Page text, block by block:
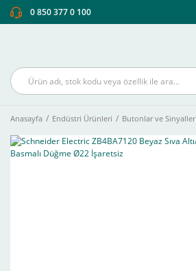
0 850 377 0 100
Anasayfa Endüstri Ürünleri Butonlar ve Sinyaller